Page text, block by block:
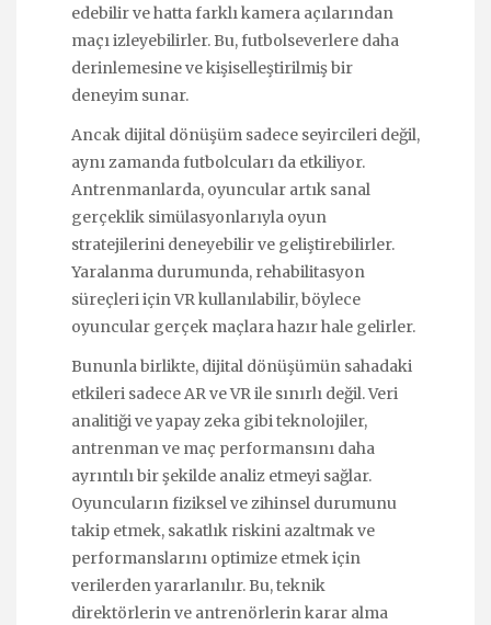
edebilir ve hatta farklı kamera açılarından
maçı izleyebilirler. Bu, futbolseverlere daha
derinlemesine ve kişiselleştirilmiş bir
deneyim sunar.
Ancak dijital dönüşüm sadece seyircileri değil,
aynı zamanda futbolcuları da etkiliyor.
Antrenmanlarda, oyuncular artık sanal
gerçeklik simülasyonlarıyla oyun
stratejilerini deneyebilir ve geliştirebilirler.
Yaralanma durumunda, rehabilitasyon
süreçleri için VR kullanılabilir, böylece
oyuncular gerçek maçlara hazır hale gelirler.
Bununla birlikte, dijital dönüşümün sahadaki
etkileri sadece AR ve VR ile sınırlı değil. Veri
analitiği ve yapay zeka gibi teknolojiler,
antrenman ve maç performansını daha
ayrıntılı bir şekilde analiz etmeyi sağlar.
Oyuncuların fiziksel ve zihinsel durumunu
takip etmek, sakatlık riskini azaltmak ve
performanslarını optimize etmek için
verilerden yararlanılır. Bu, teknik
direktörlerin ve antrenörlerin karar alma